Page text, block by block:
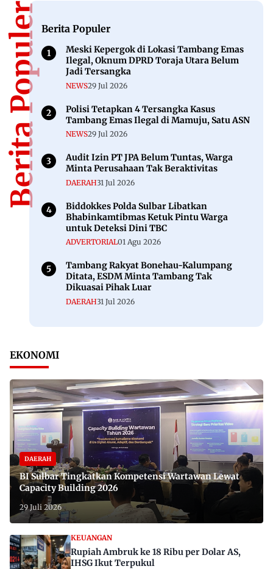
Berita PopulerBerita Populer
Meski Kepergok di Lokasi Tambang Emas
Ilegal, Oknum DPRD Toraja Utara Belum
Jadi Tersangka
NEWS29 Jul 2026
Polisi Tetapkan 4 Tersangka Kasus
Tambang Emas Ilegal di Mamuju, Satu ASN
NEWS29 Jul 2026
Audit Izin PT JPA Belum Tuntas, Warga
Minta Perusahaan Tak Beraktivitas
DAERAH31 Jul 2026
Biddokkes Polda Sulbar Libatkan
Bhabinkamtibmas Ketuk Pintu Warga
untuk Deteksi Dini TBC
ADVERTORIAL01 Agu 2026
Tambang Rakyat Bonehau-Kalumpang
Ditata, ESDM Minta Tambang Tak
Dikuasai Pihak Luar
DAERAH31 Jul 2026
EKONOMI
DAERAH
BI Sulbar Tingkatkan Kompetensi Wartawan Lewat
Capacity Building 2026
29 Juli 2026
KEUANGAN
Rupiah Ambruk ke 18 Ribu per Dolar AS,
IHSG Ikut Terpukul